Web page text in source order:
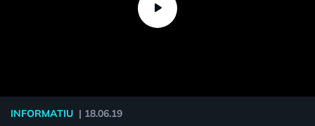
INFORMATIU | 18.06.19